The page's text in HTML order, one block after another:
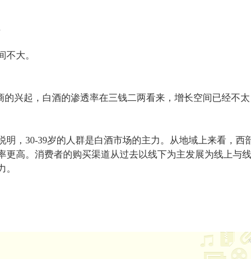
不大。
兴起，白酒的渗透率在三钱二两看来，增长空间已经不太
，30-39岁的人群是白酒市场的主力。从地域上来看，西
高。消费者的购买渠道从过去以线下为主发展为线上与线
。
x